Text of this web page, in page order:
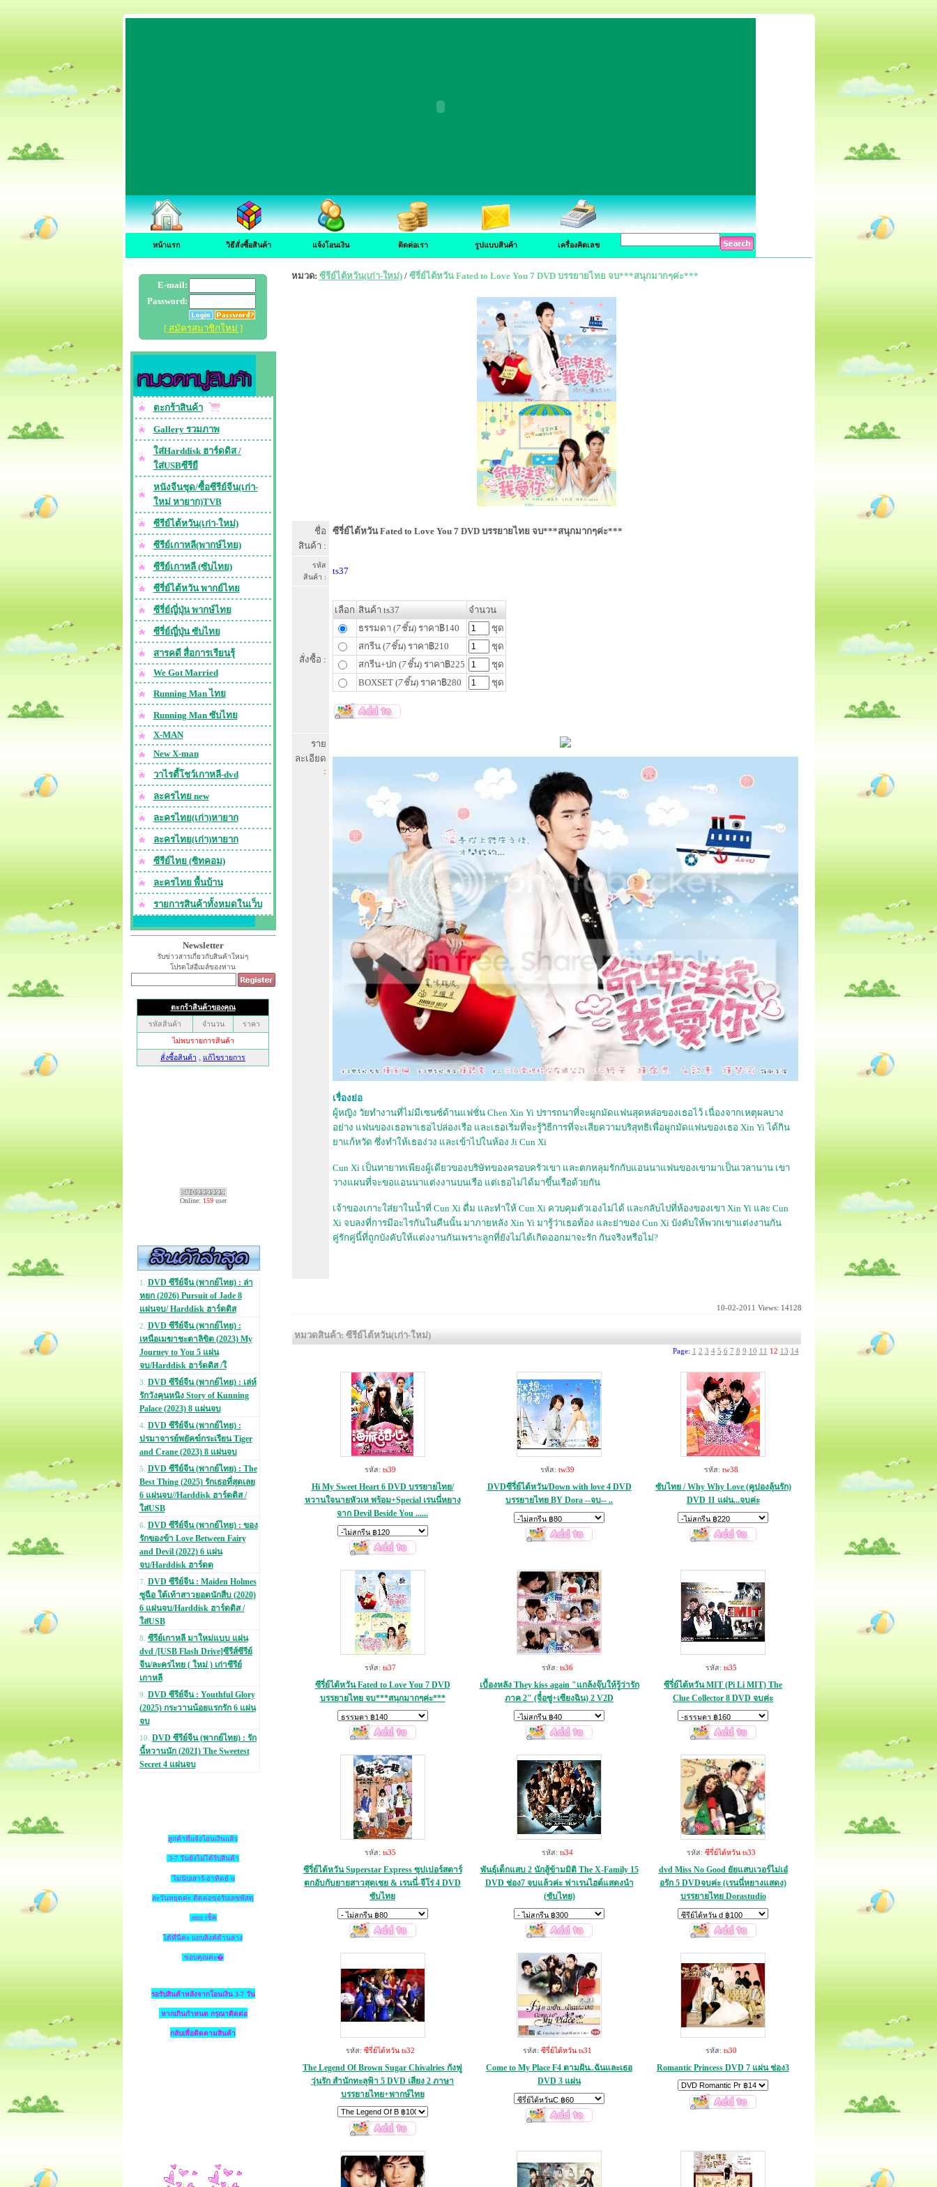
หน้าแรก วิธีสั่งซื้อสินค้า แจ้งโอนเงิน ติดต่อเรา รูปแบบสินค้า เครื่องคิดเลข
E-mail:
Password:
[ สมัครสมาชิกใหม่ ]
ตะกร้าสินค้า
Gallery รวมภาพ
ใส่Harddisk ฮาร์ดดิส /
ใส่USBซีรียื
หนังจีนชุด/ซื้อซีรีย์จีน(เก่า-
ใหม่ หายาก)TVB
ซีรีย์ไต้หวัน(เก่า-ใหม่)
ซีรีย์เกาหลี(พากษ์ไทย)
ซีรีย์เกาหลี (ซับไทย)
ซีรี่ย์ไต้หวัน พากย์ไทย
ซีรี่ย์ญี่ปุ่น พากษ์ไทย
ซีรี่ย์ญี่ปุ่น ซับไทย
สารคดี สื่อการเรียนรุ้
We Got Married
Running Man ไทย
Running Man ซับไทย
X-MAN
New X-man
วาไรตี้โชว์เกาหลี-dvd
ละครไทย new
ละครไทย(เก่า)หายาก
ละครไทย(เก่า)หายาก
ซีรีย์ไทย (ซิทคอม)
ละครไทย พื้นบ้าน
รายการสินค้าทั้งหมดในเว็บ
Newsletter
รับข่าวสารเกี่ยวกับสินค้าใหม่ๆ
โปรดใส่อีเมล์ของท่าน
Online: 159user
1. DVD ซีรีย์จีน (พากย์ไทย) : ล่า
หยก (2026) Pursuit of Jade 8
แผ่นจบ/ Harddisk ฮาร์ดดิส
2. DVD ซีรีย์จีน (พากย์ไทย) :
เหนือเมฆาชะตาลิขิต (2023) My
Journey to You 5 แผ่น
จบ/Harddisk ฮาร์ดดิส /ใ
3. DVD ซีรีย์จีน (พากย์ไทย) : เล่ห์
รักวังคุนหนิง Story of Kunning
Palace (2023) 8 แผ่นจบ
4. DVD ซีรีย์จีน (พากย์ไทย) :
ปรมาจารย์พยัคฆ์กระเรียน Tiger
and Crane (2023) 8 แผ่นจบ
5. DVD ซีรีย์จีน (พากย์ไทย) : The
Best Thing (2025) รักเธอที่สุดเลย
6 แผ่นจบ//Harddisk ฮาร์ดดิส /
ใส่USB
6. DVD ซีรีย์จีน (พากย์ไทย) : ของ
รักของข้า Love Between Fairy
and Devil (2022) 6 แผ่น
จบ/Harddisk ฮาร์ดด
7. DVD ซีรีย์จีน : Maiden Holmes
ซูฉือ ใต้เท้าสาวยอดนักสืบ (2020)
6 แผ่นจบ/Harddisk ฮาร์ดดิส /
ใส่USB
8. ซีรีย์เกาหลี มาใหม่แบบ แผ่น
dvd /[USB Flash Drive]ซีรีส์ซีรีย์
จีน/ละครไทย ( ใหม่ ) เก่าซีรีย์
เกาหลี
9. DVD ซีรีย์จีน : Youthful Glory
(2025) กระวานน้อยแรกรัก 6 แผ่น
จบ
10. DVD ซีรีย์จีน (พากย์ไทย) : รัก
นี้หวานนัก (2021) The Sweetest
Secret 4 แผ่นจบ
ลูกค้าที่แจ้งโอนเงินแล้ว
3-7 วันยังไม่ได้รับสินค้า
ไม่นับเสาร์-อาทิตย์ แ
ละวันหยุดค่ะ ติดต่อขอรับเลขพัสดุ
ems เช็ค
ได้ที่นี่ค่ะ แถบลิงค์ด้านล่าง
ขอบคุณค่ะ�
รอรับสินค้าหลังจากโอนเงิน 3-7 วัน
หากเกินกำหนด กรุณาติดต่อ
กลับเพื่อติดตามสินค้า
หมวด: ซีรีย์ไต้หวัน(เก่า-ใหม่)/ ซีรี่ย์ไต้หวัน Fated to Love You 7 DVD บรรยายไทย จบ***สนุกมากๆค่ะ***
ชื่อ
สินค้า :
ซีรี่ย์ไต้หวัน Fated to Love You 7 DVD บรรยายไทย จบ***สนุกมากๆค่ะ***
รหัส
สินค้า :
ts37
สั่งซื้อ :
เลือก สินค้า ts37
จำนวน
ธรรมดา (7ชิ้น) ราคา฿140
ชุด
สกรีน (7ชิ้น) ราคา฿210
ชุด
สกรีน+ปก (7ชิ้น) ราคา฿225
ชุด
BOXSET (7ชิ้น) ราคา฿280 ชุด
ราย
ละเอียด
:
เรื่องย่อ
ผู้หญิง วัยทำงานที่ไม่มีเซนซ์ด้านแฟชั่น Chen Xin Yi ปรารถนาที่จะผูกมัดแฟนสุดหล่อของเธอไว้ เนื่องจากเหตุผลบาง
อย่าง แฟนของเธอพาเธอไปล่องเรือ และเธอเริ่มที่จะรู้วิธีการที่จะเสียความบริสุทธิเพื่อผูกมัดแฟนของเธอ Xin Yi ได้กิน
ยาแก้หวัด ซึ่งทำให้เธอง่วง และเข้าไปในห้อง Ji Cun Xi
Cun Xi เป็นทายาทเพียงผู้เดียวของบริษัทของครอบครัวเขา และตกหลุมรักกับแอนนาแฟนของเขามาเป็นเวลานาน เขา
วางแผนที่จะขอแอนนาแต่งงานบนเรือ แต่เธอไม่ได้มาขึ้นเรือด้วยกัน
เจ้าของเกาะใส่ยาในน้ำที่ Cun Xi ดื่ม และทำให้ Cun Xi ควบคุมตัวเองไม่ได้ และกลับไปที่ห้องของเขา Xin Yi และ Cun
Xi จบลงที่การมีอะไรกันในคืนนั้น มาภายหลัง Xin Yi มารู้ว่าเธอท้อง และย่าของ Cun Xi บังคับให้พวกเขาแต่งงานกัน
คู่รักคู่นี้ที่ถูกบังคับให้แต่งงานกันเพราะลูกที่ยังไม่ได้เกิดออกมาจะรัก กันจริงหรือไม่?
10-02-2011 Views: 14128
หมวดสินค้า: ซีรีย์ไต้หวัน(เก่า-ใหม่)
Page: 1 2 3 4 5 6 7 8 9 10 11 12 13 14
รหัส: ts39
Hi My Sweet Heart 6 DVD บรรยายไทย/
หวานใจนายหัวเห พร้อม+Special เรนนี่หยาง
จาก Devil Beside You ......
รหัส: tw39
DVDซีรี่ย์ไต้หวัน/Down with love 4 DVD
บรรยายไทย BY Dora --จบ-- ..
รหัส: tw38
ซับไทย / Why Why Love (คูปองลุ้นรัก)
DVD 11 แผ่น...จบค่ะ
รหัส: ts37
ซีรี่ย์ไต้หวัน Fated to Love You 7 DVD
บรรยายไทย จบ***สนุกมากๆค่ะ***
รหัส: ts36
เบื้องหลัง They kiss again "แกล้งจุ๊บให้รู้ว่ารัก
ภาค 2" (จื๋อซู่+เซียงฉิน) 2 V2D
รหัส: ts35
ซีรี่ย์ไต้หวัน MIT (Pi Li MIT) The
Clue Collector 8 DVD จบค่ะ
รหัส: ts35
ซีรี่ย์ไต้หวัน Superstar Express ซุปเปอร์สตาร์
ตกอับกับยายสาวสุดเชย & เรนนี่-จีโร่ 4 DVD
ซับไทย
รหัส: ts34
พันธุ์เด็กแสบ 2 นักสู้ข้ามมิติ The X-Family 15
DVD ช่อง7 จบแล้วค่ะ ฟาเรนไฮต์แสดงนำ
(ซับไทย)
รหัส: ซีรี่ย์ไต้หวัน ts33
dvd Miss No Good ยัยแสบเวอร์ไม่เอ๋
อรัก 5 DVDจบค่ะ (เรนนี่หยางแสดง)
บรรยายไทย Dorastudio
รหัส: ซีรี่ย์ไต้หวัน ts32
The Legend Of Brown Sugar Chivalries กังฟู
วุ่นรัก สำนักทะลุฟ้า 5 DVD เสียง 2 ภาษา
บรรยายไทย+พากษ์ไทย
รหัส: ซีรี่ย์ไต้หวัน ts31
Come to My Place F4 ตามฝัน..ฉันและเธอ
DVD 3 แผ่น
รหัส: ts30
Romantic Princess DVD 7 แผ่น ช่อง3